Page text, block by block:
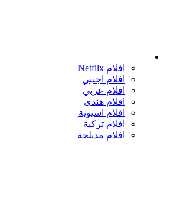
افلام Netfilx
افلام اجنبي
افلام عربي
افلام هندى
افلام اسيوية
افلام تركية
افلام مدبلجة